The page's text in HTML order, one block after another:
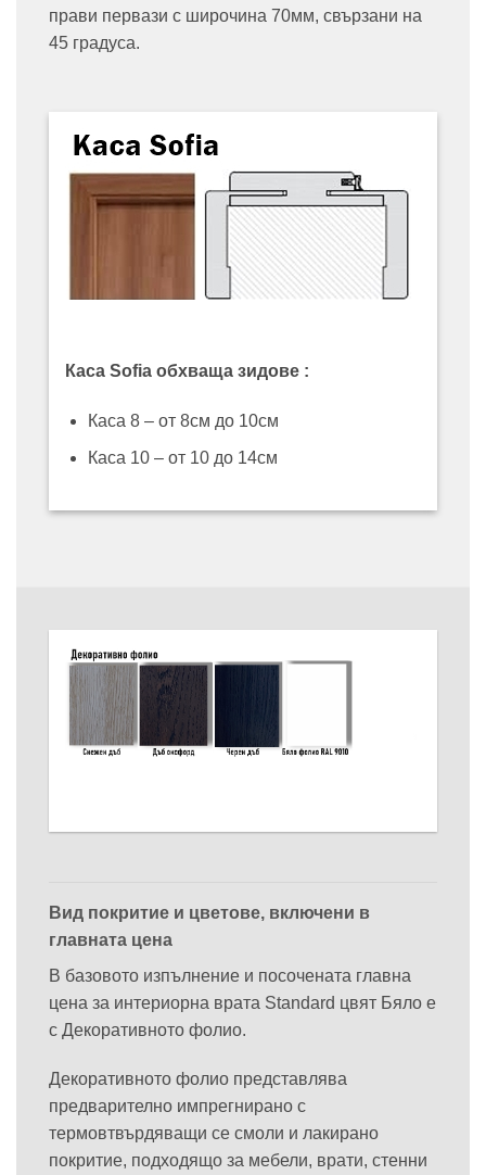
прави первази с широчина 70мм, свързани на
45 градуса.
Каса Sofia обхваща зидове :
Каса 8 – от 8см до 10см
Каса 10 – от 10 до 14см
Вид покритие и цветове, включени в
главната цена
В базовото изпълнение и посочената главна
цена за интериорна врата Standard цвят Бяло е
с Декоративното фолио.
Декоративното фолио представлява
предварително импрегнирано с
термовтвърдяващи се смоли и лакирано
покритие, подходящо за мебели, врати, стенни